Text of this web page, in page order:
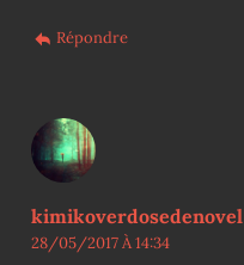
Répondre
kimikoverdosedenovel
28/05/2017 À 14:34